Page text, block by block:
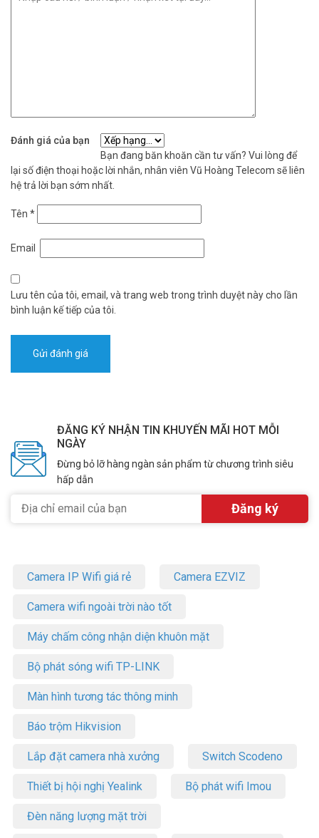
Đánh giá của bạn
Bạn đang băn khoăn cần tư vấn? Vui lòng để
lại số điện thoại hoặc lời nhắn, nhân viên Vũ Hoàng Telecom sẽ liên
hệ trả lời bạn sớm nhất.
Tên *
Email
Lưu tên của tôi, email, và trang web trong trình duyệt này cho lần
bình luận kế tiếp của tôi.
ĐĂNG KÝ NHẬN TIN KHUYẾN MÃI HOT MỖI
NGÀY
Đừng bỏ lỡ hàng ngàn sản phẩm từ chương trình siêu
hấp dẫn
Camera IP Wifi giá rẻ Camera EZVIZ
Camera wifi ngoài trời nào tốt
Máy chấm công nhận diện khuôn mặt
Bộ phát sóng wifi TP-LINK
Màn hình tương tác thông minh
Báo trộm Hikvision
Lắp đặt camera nhà xưởng Switch Scodeno
Thiết bị hội nghị Yealink Bộ phát wifi Imou
Đèn năng lượng mặt trời